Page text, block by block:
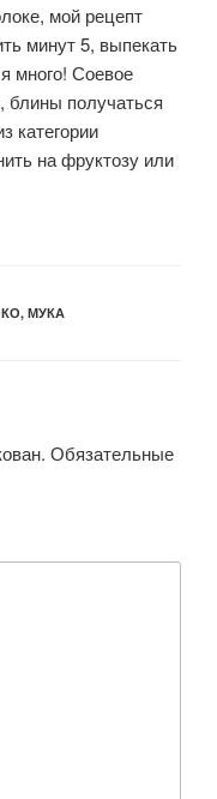
мой рецепт
минут 5, выпекать
много! Соевое
блины получаться
категории
на фруктозу или
, МУКА
Обязательные